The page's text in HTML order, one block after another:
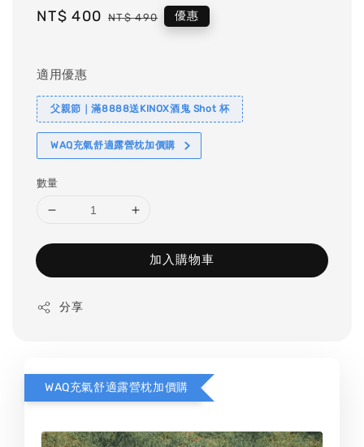
Sale
NT$ 400 Regular
NT$ 490 優惠
適用優惠
父親節｜滿8888送KINOX酒鬼 Shot 杯
WAQ充氣舒適露營枕加價購
數量
加入購物車
分享
WAQ充氣舒適露營枕加價購